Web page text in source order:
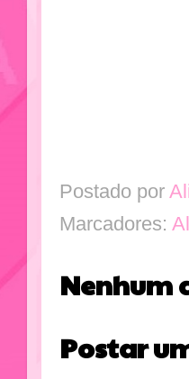
Postado por
Marcadores:
Nenhum
Postar